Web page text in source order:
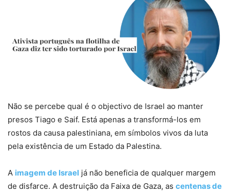
Não se percebe qual é o objectivo de Israel ao manter
presos Tiago e Saif. Está apenas a transformá-los em
rostos da causa palestiniana, em símbolos vivos da luta
pela existência de um Estado da Palestina.
A imagem de Israel já não beneficia de qualquer margem
de disfarce. A destruição da Faixa de Gaza, as centenas de